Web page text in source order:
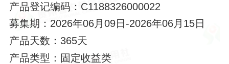
产品登记编码： C1188326000022
募集期： 2026年06月09日 -2026年06月15日
产品天数： 365天
产品类型： 固定收益类